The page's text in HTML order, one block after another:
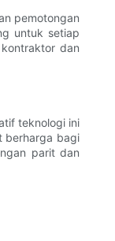
pemotongan
untuk setiap
dan
teknologi ini
berharga bagi
parit dan